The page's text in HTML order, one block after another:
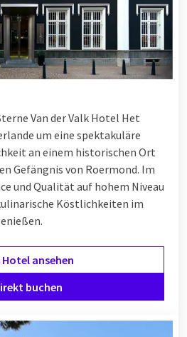
Van der Valk Hotel Het
um eine spektakuläre
an einem historischen Ort
Gefängnis von Roermond. Im
und Qualität auf hohem Niveau
Köstlichkeiten im
Hotel ansehen
buchen